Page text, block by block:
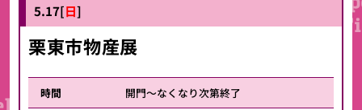
5.17[日]
栗東市物産展
時間
開門～なくなり次第終了